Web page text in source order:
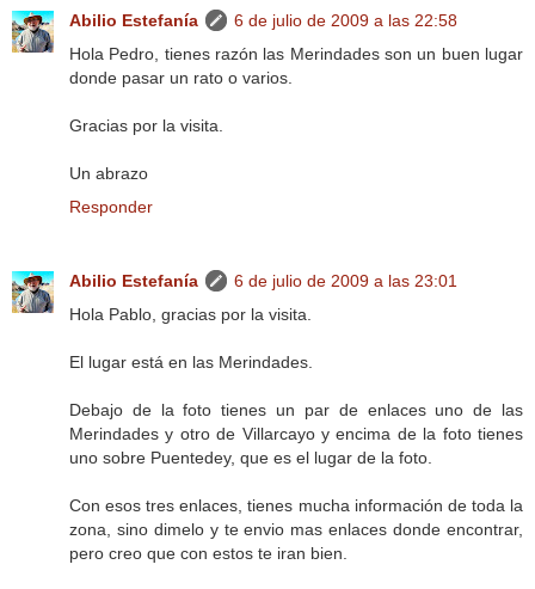
Abilio Estefanía
6 de julio de 2009 a las 22:58
Hola Pedro, tienes razón las Merindades son un buen lugar
donde pasar un rato o varios.
Gracias por la visita.
Un abrazo
Responder
Abilio Estefanía
6 de julio de 2009 a las 23:01
Hola Pablo, gracias por la visita.
El lugar está en las Merindades.
Debajo de la foto tienes un par de enlaces uno de las
Merindades y otro de Villarcayo y encima de la foto tienes
uno sobre Puentedey, que es el lugar de la foto.
Con esos tres enlaces, tienes mucha información de toda la
zona, sino dimelo y te envio mas enlaces donde encontrar,
pero creo que con estos te iran bien.